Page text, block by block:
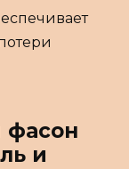
фасон
и